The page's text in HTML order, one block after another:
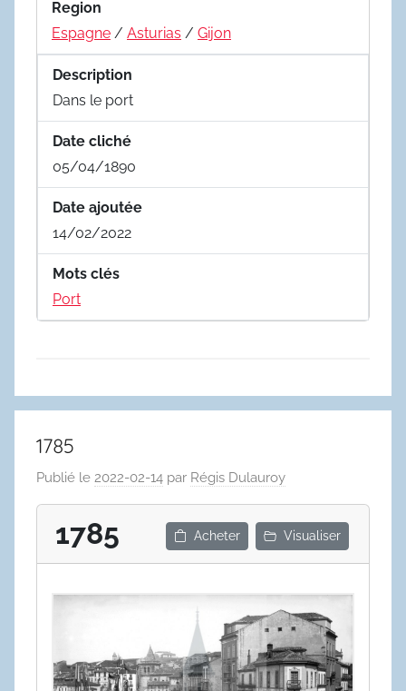
Region
Espagne / Asturias / Gijon
Description
Dans le port
Date cliché
05/04/1890
Date ajoutée
14/02/2022
Mots clés
Port
1785
Publié le 2022-02-14 par Régis Dulauroy
1785 Acheter Visualiser